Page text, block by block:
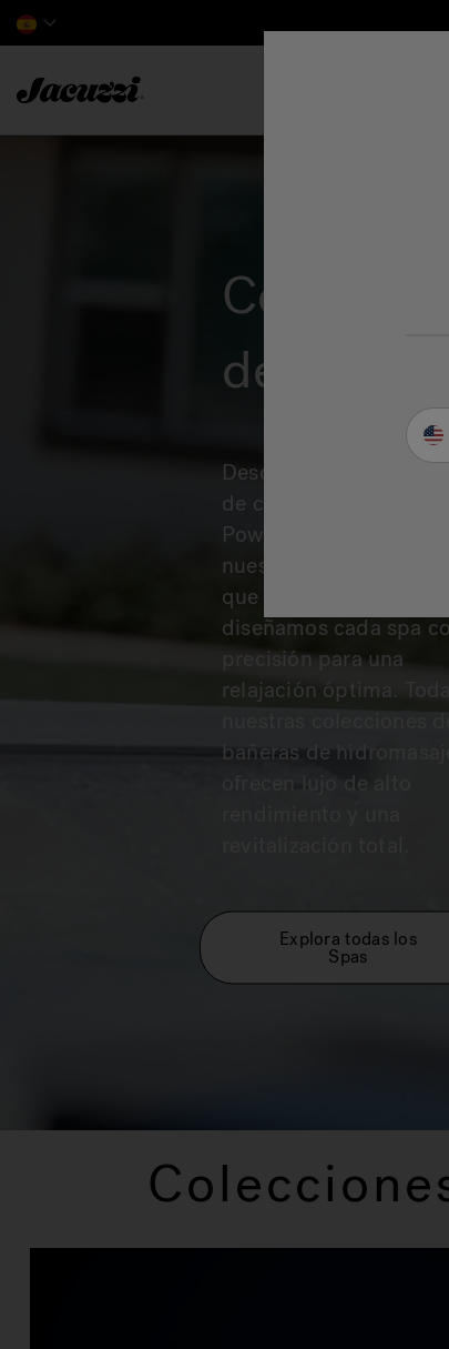
de Spas
Desde nuestro sistema
de chorros Jacuzzi
PowerPro™ hasta
nuestros asientos
que reducen la tensión,
diseñamos cada spa
precisión para una
relajación óptima. Todas
nuestras colecciones
bañeras de hidromasaje
ofrecen lujo de alto
Explora todas los
Spas